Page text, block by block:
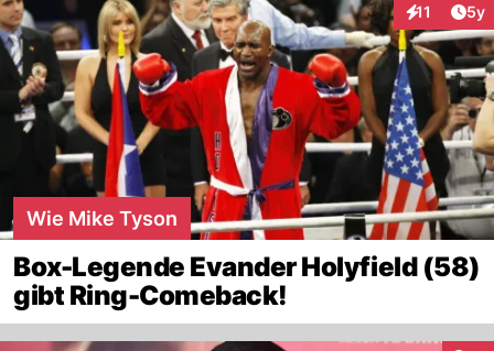
11 5y
Wie Mike Tyson
Box-Legende Evander Holyfield (58)
gibt Ring-Comeback!